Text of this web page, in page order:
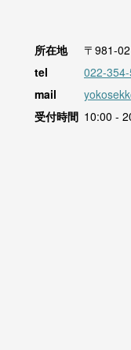
所在地 〒981-
tel
022-
mail
受付時間 10:00 -